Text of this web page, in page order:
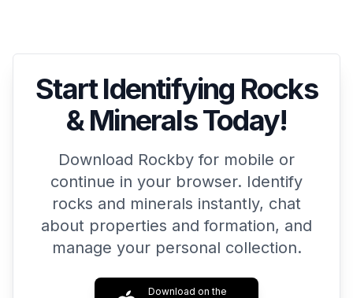
Start Identifying Rocks
& Minerals Today!
Download Rockby for mobile or
continue in your browser. Identify
rocks and minerals instantly, chat
about properties and formation, and
manage your personal collection.
Download on the